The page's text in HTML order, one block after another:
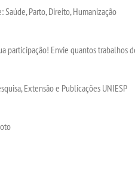
Saúde, Parto, Direito, Humanização
participação! Envie quantos trabalhos
Extensão e Publicações UNIESP